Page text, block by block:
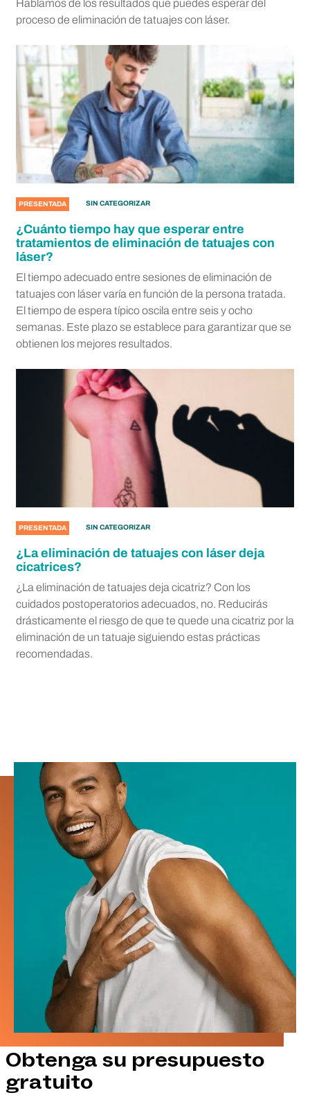
Hablamos de los resultados que puedes esperar del
proceso de eliminación de tatuajes con láser.
PRESENTADA SIN CATEGORIZAR
¿Cuánto tiempo hay que esperar entre
tratamientos de eliminación de tatuajes con
láser?
El tiempo adecuado entre sesiones de eliminación de
tatuajes con láser varía en función de la persona tratada.
El tiempo de espera típico oscila entre seis y ocho
semanas. Este plazo se establece para garantizar que se
obtienen los mejores resultados.
PRESENTADA SIN CATEGORIZAR
¿La eliminación de tatuajes con láser deja
cicatrices?
¿La eliminación de tatuajes deja cicatriz? Con los
cuidados postoperatorios adecuados, no. Reducirás
drásticamente el riesgo de que te quede una cicatriz por la
eliminación de un tatuaje siguiendo estas prácticas
recomendadas.
Obtenga su presupuesto
gratuito